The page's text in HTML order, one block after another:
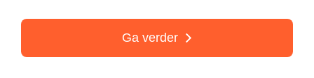
Ga verder